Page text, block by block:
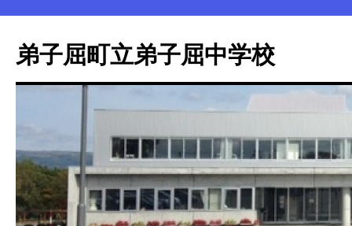
弟子屈町立弟子屈中学校